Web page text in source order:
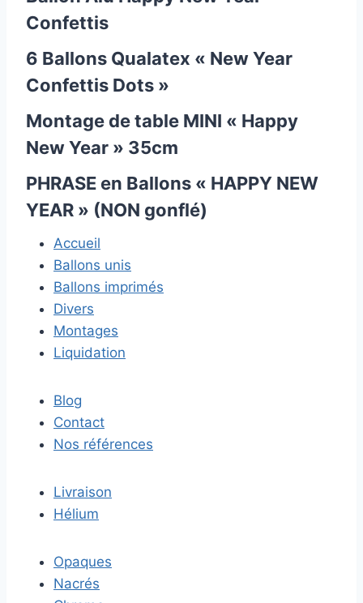
Confettis
6 Ballons Qualatex « New Year
Confettis Dots »
Montage de table MINI « Happy
New Year » 35cm
PHRASE en Ballons « HAPPY NEW
YEAR » (NON gonflé)
Accueil
Ballons unis
Ballons imprimés
Divers
Montages
Liquidation
Blog
Contact
Nos références
Livraison
Hélium
Opaques
Nacrés